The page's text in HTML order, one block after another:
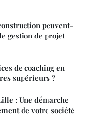
peuvent-
gestion de projet
de coaching en
supérieurs ?
: Une démarche
de votre société